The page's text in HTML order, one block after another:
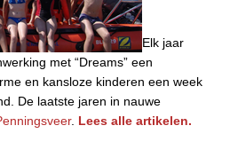
Elk jaar
met “Dreams” een
en kansloze kinderen een week
De laatste jaren in nauwe
. Lees alle artikelen.